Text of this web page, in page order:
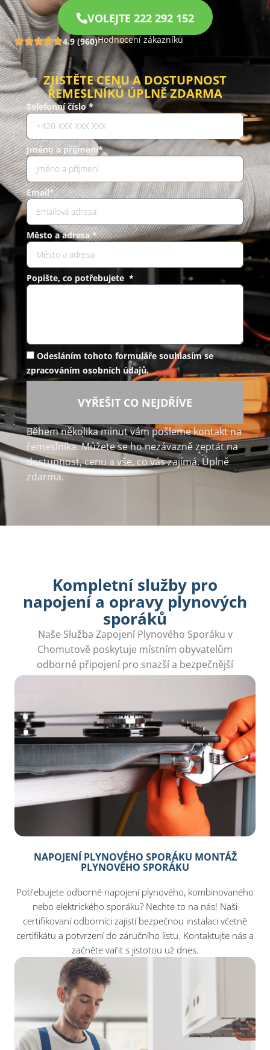
VOLEJTE 222 292 152
4.9 (960)Hodnocení zákazníků
ZJISTĚTE CENU A DOSTUPNOST
ŘEMESLNÍKŮ ÚPLNĚ ZDARMA
Telefonní číslo *
Jméno a příjmení*
Email*
Město a adresa *
Popište, co potřebujete *
Odesláním tohoto formuláře souhlasím se
zpracováním osobních údajů.
VYŘEŠIT CO NEJDŘÍVE
Během několika minut vám pošleme kontakt na
řemeslníka. Můžete se ho nezávazně zeptat na
dostupnost, cenu a vše, co vás zajímá. Úplně
zdarma.
Kompletní služby pro
napojení a opravy plynových
sporáků
Naše Služba Zapojení Plynového Sporáku v
Chomutově poskytuje místním obyvatelům
odborné připojení pro snazší a bezpečnější
vaření.
NAPOJENÍ PLYNOVÉHO SPORÁKU MONTÁŽ
PLYNOVÉHO SPORÁKU
Potřebujete odborné napojení plynového, kombinovaného
nebo elektrického sporáku? Nechte to na nás! Naši
certifikovaní odborníci zajistí bezpečnou instalaci včetně
certifikátu a potvrzení do záručního listu. Kontaktujte nás a
začněte vařit s jistotou už dnes.